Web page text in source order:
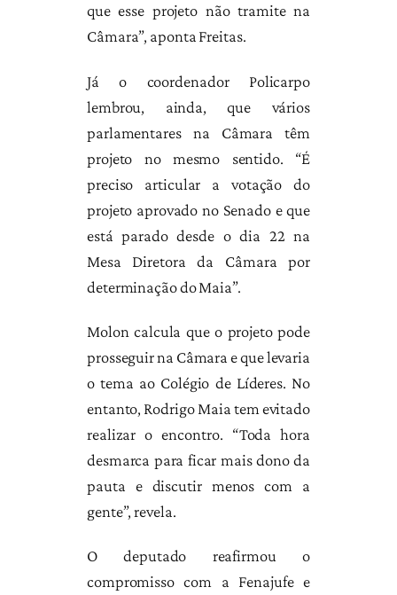
que esse projeto não tramite na
Câmara”, aponta Freitas.
Já o coordenador Policarpo
lembrou, ainda, que vários
parlamentares na Câmara têm
projeto no mesmo sentido. “É
preciso articular a votação do
projeto aprovado no Senado e que
está paradodesde o dia 22 na
Mesa Diretora da Câmara por
determinação do Maia”.
Molon calcula que o projeto pode
prosseguir na Câmara e que levaria
o tema ao Colégio de Líderes. No
entanto, Rodrigo Maia tem evitado
realizar o encontro. “Toda hora
desmarca para ficar mais dono da
pauta e discutir menos com a
gente”, revela.
O deputado reafirmou o
compromisso com a Fenajufe e